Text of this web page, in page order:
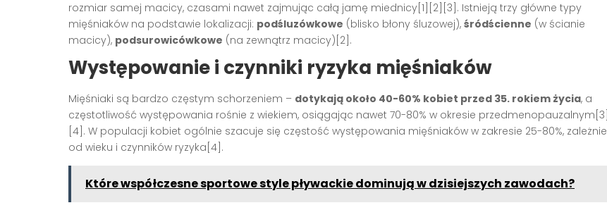
rozmiar samej macicy, czasami nawet zajmując całą jamę miednicy[1][2][3]. Istnieją trzy główne typy
mięśniaków na podstawie lokalizacji: podśluzówkowe (blisko błony śluzowej), śródścienne (w ścianie
macicy), podsurowicówkowe (na zewnątrz macicy)[2].
Występowanie i czynniki ryzyka mięśniaków
Mięśniaki są bardzo częstym schorzeniem – dotykają około 40-60% kobiet przed 35. rokiem życia, a
częstotliwość występowania rośnie z wiekiem, osiągając nawet 70-80% w okresie przedmenopauzalnym[3]
[4]. W populacji kobiet ogólnie szacuje się częstość występowania mięśniaków w zakresie 25-80%, zależnie
od wieku i czynników ryzyka[4].
Które współczesne sportowe style pływackie dominują w dzisiejszych zawodach?